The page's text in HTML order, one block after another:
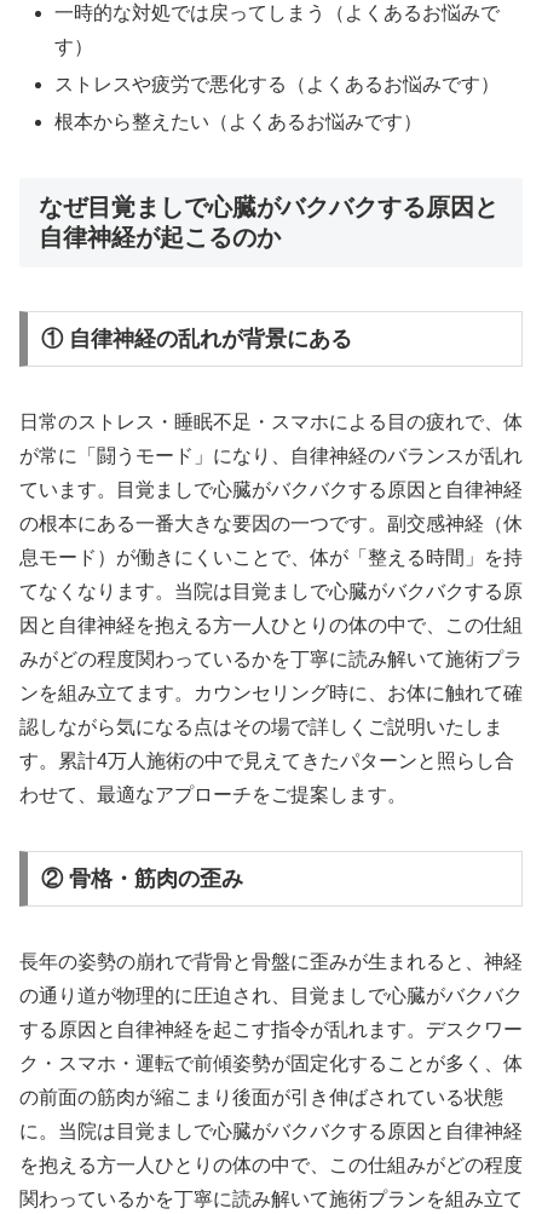
一時的な対処では戻ってしまう（よくあるお悩みで
す）
ストレスや疲労で悪化する（よくあるお悩みです）
根本から整えたい（よくあるお悩みです）
なぜ目覚ましで心臓がバクバクする原因と
自律神経が起こるのか
① 自律神経の乱れが背景にある
日常のストレス・睡眠不足・スマホによる目の疲れで、体
が常に「闘うモード」になり、自律神経のバランスが乱れ
ています。目覚ましで心臓がバクバクする原因と自律神経
の根本にある一番大きな要因の一つです。副交感神経（休
息モード）が働きにくいことで、体が「整える時間」を持
てなくなります。当院は目覚ましで心臓がバクバクする原
因と自律神経を抱える方一人ひとりの体の中で、この仕組
みがどの程度関わっているかを丁寧に読み解いて施術プラ
ンを組み立てます。カウンセリング時に、お体に触れて確
認しながら気になる点はその場で詳しくご説明いたしま
す。累計4万人施術の中で見えてきたパターンと照らし合
わせて、最適なアプローチをご提案します。
② 骨格・筋肉の歪み
長年の姿勢の崩れで背骨と骨盤に歪みが生まれると、神経
の通り道が物理的に圧迫され、目覚ましで心臓がバクバク
する原因と自律神経を起こす指令が乱れます。デスクワー
ク・スマホ・運転で前傾姿勢が固定化することが多く、体
の前面の筋肉が縮こまり後面が引き伸ばされている状態
に。当院は目覚ましで心臓がバクバクする原因と自律神経
を抱える方一人ひとりの体の中で、この仕組みがどの程度
関わっているかを丁寧に読み解いて施術プランを組み立て